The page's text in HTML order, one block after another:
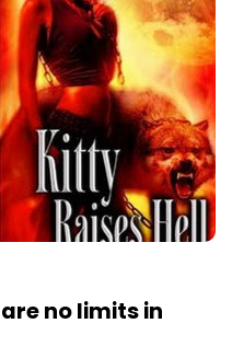
no limits in